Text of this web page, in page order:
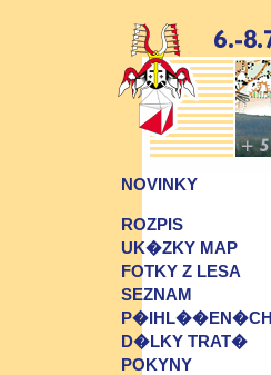
NOVINKY
ROZPIS
UK�ZKY MAP
FOTKY Z LESA
SEZNAM
P�IHL��EN�CH
D�LKY TRAT�
POKYNY